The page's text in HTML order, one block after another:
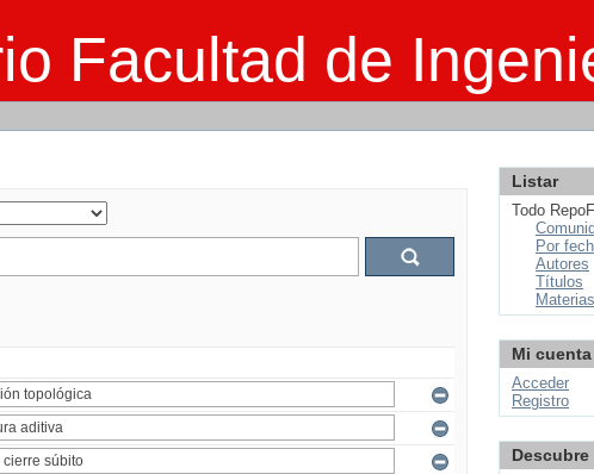
Facultad de
Listar
Todo RepoFI
Por
Autores
Títulos
Materias
Mi cuenta
Acceder
Registro
Descubre